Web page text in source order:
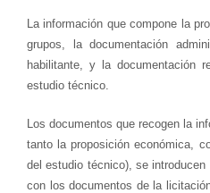
La información que compone la
grupos, la documentación
habilitante, y la documentación
estudio técnico.
Los documentos que recogen la
tanto la proposición económica,
del estudio técnico), se introducen
con los documentos de la